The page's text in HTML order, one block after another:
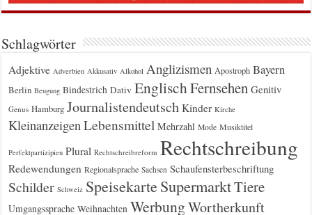
Schlagwörter
Adjektive Adverbien Akkusativ Alkohol Anglizismen Apostroph Bayern
Berlin Beugung Bindestrich Dativ EnglischFernsehen Genitiv
Genus Hamburg Journalistendeutsch Kinder Kirche
KleinanzeigenLebensmittel Mehrzahl Mode Musiktitel
Perfektpartizipien Plural Rechtschreibreform Rechtschreibung
Redewendungen Regionalsprache Sachsen Schaufensterbeschriftung
Schilder Schweiz Speisekarte SupermarktTiere
Umgangssprache Weihnachten WerbungWortherkunft